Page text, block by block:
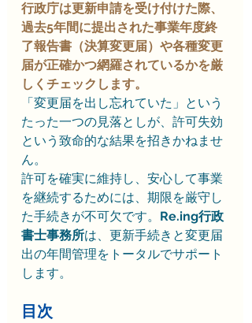
行政庁は更新申請を受け付けた際、
過去5年間に提出された事業年度終
了報告書（決算変更届）や各種変更
届が正確かつ網羅されているかを厳
しくチェックします。
「変更届を出し忘れていた」という
たった一つの見落としが、許可失効
という致命的な結果を招きかねませ
ん。
許可を確実に維持し、安心して事業
を継続するためには、期限を厳守し
た手続きが不可欠です。 Re.ing行政
書士事務所は、更新手続きと変更届
出の年間管理をトータルでサポート
します。
目次